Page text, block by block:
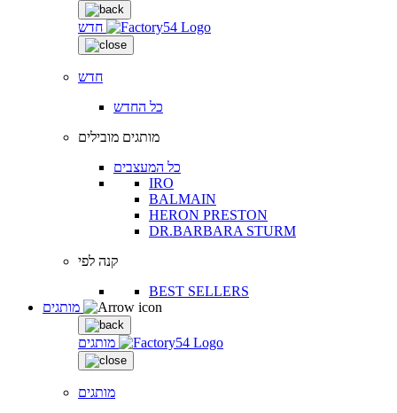
חדש
חדש
כל החדש
מותגים מובילים
כל המעצבים
IRO
BALMAIN
HERON PRESTON
DR.BARBARA STURM
קנה לפי
BEST SELLERS
מותגים
מותגים